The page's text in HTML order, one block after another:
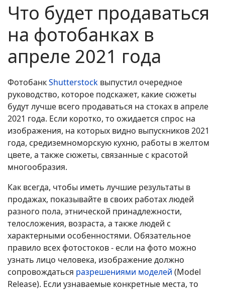
Что будет продаваться
на фотобанках в
апреле 2021 года
ФотобанкShutterstock выпустил очередное
руководство, которое подскажет, какие сюжеты
будут лучше всего продаваться на стоках в апреле
2021 года. Если коротко, то ожидается спрос на
изображения, на которых видно выпускников 2021
года, средиземноморскую кухню, работы в желтом
цвете, а также сюжеты, связанные с красотой
многообразия.
Как всегда, чтобы иметь лучшие результаты в
продажах, показывайте в своих работах людей
разного пола, этнической принадлежности,
телосложения, возраста, а также людей с
характерными особенностями. Обязательное
правило всех фотостоков - если на фото можно
узнать лицо человека, изображение должно
сопровождаться разрешениями моделей (Model
Release). Если узнаваемые конкретные места, то